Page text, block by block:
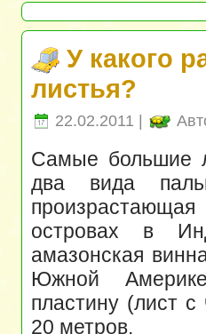
У какого
листья?
22.02.2011 |
Самые большие
два вида
островах в
амазонская
Южной
пластину (лист
20 метров.